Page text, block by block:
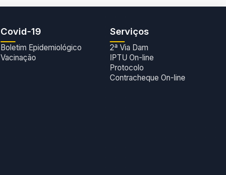
Covid-19
Boletim Epidemiológico
Vacinação
Serviços
2ª Via Dam
IPTU On-line
Protocolo
Contracheque On-line